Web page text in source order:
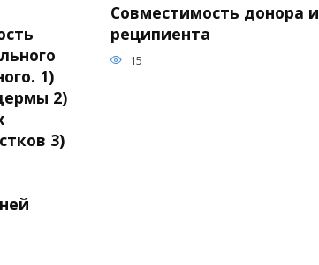
1)
2)
3)
Совместимость донора и
реципиента
15